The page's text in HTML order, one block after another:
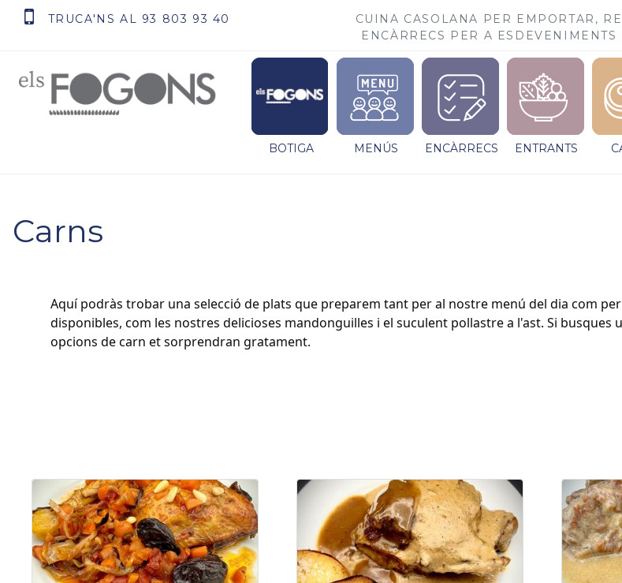
TRUCA'NS AL 93 803 93 40
CUINA CASOLANA PER EMPORTAR,
ENCÀRRECS PER A ESDEVENIMENTS
BOTIGA MENÚS ENCÀRRECS ENTRANTS
Carns
Aquí podràs trobar una selecció de plats que preparem tant per al nostre menú del dia com
disponibles, com les nostres delicioses mandonguilles i el suculent pollastre a l'ast. Si
opcions de carn et sorprendran gratament.